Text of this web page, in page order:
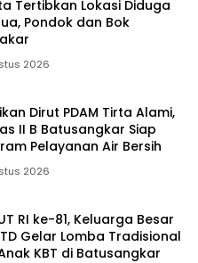
Tertibkan Lokasi Diduga
Pondok dan Bok
2026
Dirut PDAM Tirta Alami,
II B Batusangkar Siap
Pelayanan Air Bersih
2026
RI ke-81, Keluarga Besar
Gelar Lomba Tradisional
KBT di Batusangkar